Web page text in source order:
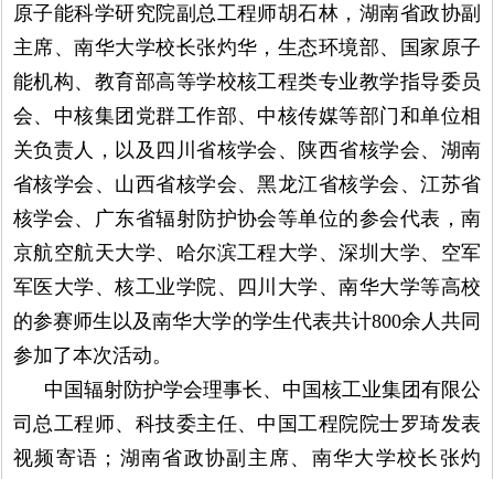
原子能科学研究院副总工程师胡石林，湖南省政协副
主席、南华大学校长张灼华，生态环境部、国家原子
能机构、教育部高等学校核工程类专业教学指导委员
会、中核集团党群工作部、中核传媒等部门和单位相
关负责人，以及四川省核学会、陕西省核学会、湖南
省核学会、山西省核学会、黑龙江省核学会、江苏省
核学会、广东省辐射防护协会等单位的参会代表，南
京航空航天大学、哈尔滨工程大学、深圳大学、空军
军医大学、核工业学院、四川大学、南华大学等高校
的参赛师生以及南华大学的学生代表共计800余人共同
参加了本次活动。
中国辐射防护学会理事长、中国核工业集团有限公
司总工程师、科技委主任、中国工程院院士罗琦发表
视频寄语；湖南省政协副主席、南华大学校长张灼